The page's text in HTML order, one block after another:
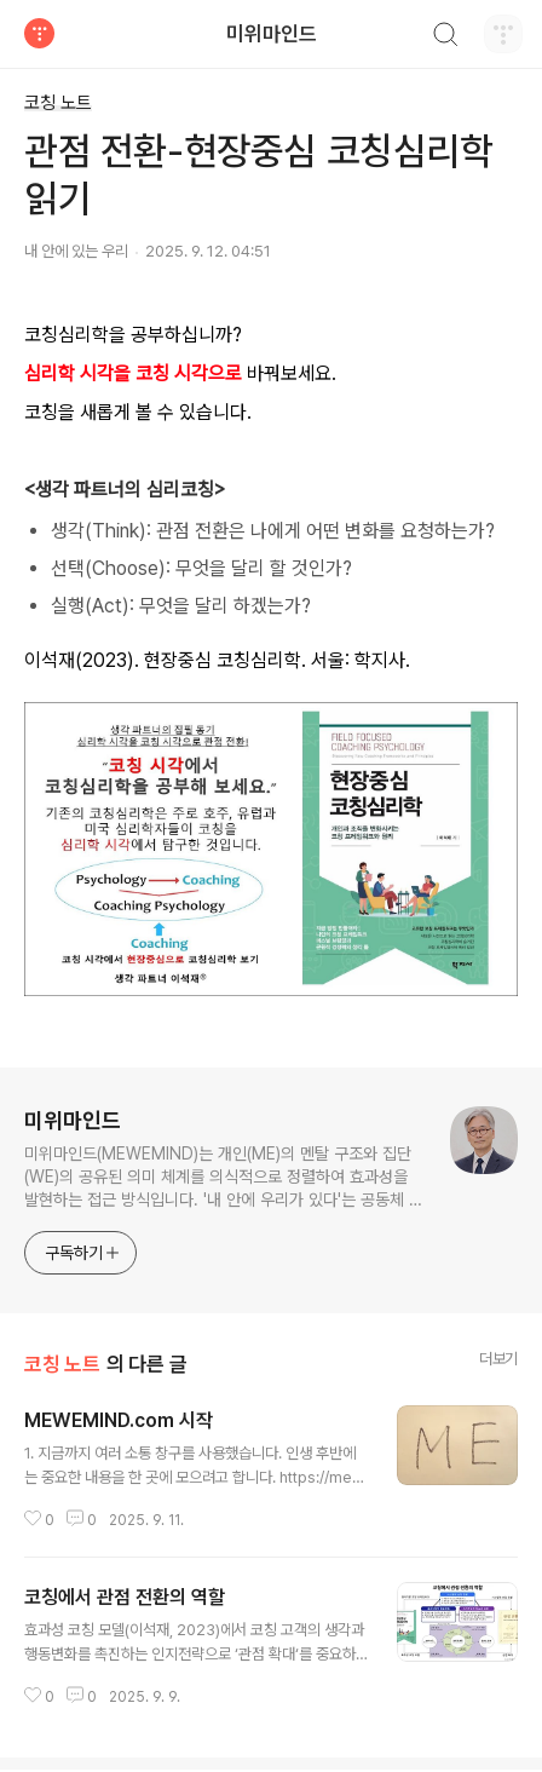
미위마인드
코칭 노트
관점 전환-현장중심 코칭심리학
읽기
내 안에 있는 우리 2025. 9. 12. 04:51
코칭심리학을 공부하십니까?​
심리학 시각을 코칭 시각으로 바꿔보세요.
코칭을 새롭게 볼 수 있습니다.
<생각 파트너의 심리코칭>
생각(Think): 관점 전환은 나에게 어떤 변화를 요청하는가?
선택(Choose): 무엇을 달리 할 것인가?
실행(Act): 무엇을 달리 하겠는가?
이석재(2023). 현장중심 코칭심리학. 서울: 학지사.
미위마인드
미위마인드(MEWEMIND)는 개인(ME)의 멘탈 구조와 집단
(WE)의 공유된 의미 체계를 의식적으로 정렬하여 효과성을
발현하는 접근 방식입니다. '내 안에 우리가 있다'는 공동체 의
공유합니다.
구독하기
코칭 노트 의 다른 글 더보기
MEWEMIND.com 시작
1. 지금까지 여러 소통 창구를 사용했습니다. 인생 후반에
는 중요한 내용을 한 곳에 모으려고 합니다. https://mew
있다’는 공동체 의식의 자각을 담았습니다.2. 종이에 ME라
내 안에 우리가 있습니다. 자기중심의 삶을 사느라 밖에 두
던 시선을 거두고 자신의 내면을 향할 때 내가 혼자가 아니
었음을 알게 되죠. 자기인식의 확장, 나에서 우리로~ 관점
er)는 독특성에 따른 개인적 관심에서 사회적 관심으로 의
0 0 2025. 9. 11.
코칭에서 관점 전환의 역할
효과성 코칭 모델(이석재, 2023)에서 코칭 고객의 생각과
행동변화를 촉진하는 인지전략으로 ‘관점 확대‘를 중요하
가지 요소 중의 하나입니다. 이러한 역할에 대한 구체적인
0 0 2025. 9. 9.